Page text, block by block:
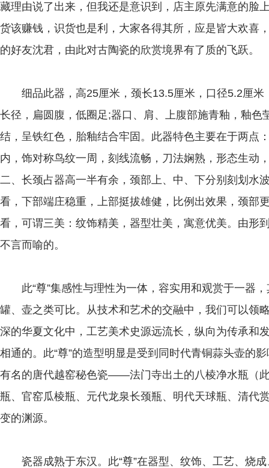
藏理由说了出来，但我还是意识到，店主原先满意的脸
货该赚钱，识货也是利，大家各得其所，应是皆大欢喜
的好友沈君，由此对古陶瓷的欣赏境界有了质的飞跃。
细品此器，高25厘米，颈长13.5厘米，口径5.2厘米
长径，扁圆腹，低圈足;器口、肩、上腹部施青釉，釉色
结，呈铁红色，胎釉结合牢固。此器特色主要在于两点
内，饰对称鸟纹一周，刻线流畅，刀法娴熟，形态生动
二、长颈占器高一半有余，颈部上、中、下分别刻划水
看，下部端庄稳重，上部挺拔雄健，比例出效果，颈部
看，可谓三美：纹饰精美，器型壮美，寓意优美。由形
不言而喻的。
此“尊”集感性与理性为一体，容实用和观赏于一器，
罐、壶之类可比。从技术和艺术的交融中，我们可以领
深的华夏文化中，工艺美术史源远流长，纵向为传承和
相通的。此“尊”的造型明显是受到同时代青铜蒜头壶的
有名的唐代越窑秘色瓷——法门寺出土的八棱净水瓶（
瓶、官窑瓜棱瓶、元代龙泉长颈瓶、明代天球瓶、清代
变的渊源。
瓷器成熟于东汉。此“尊”在器型、纹饰、工艺、烧成